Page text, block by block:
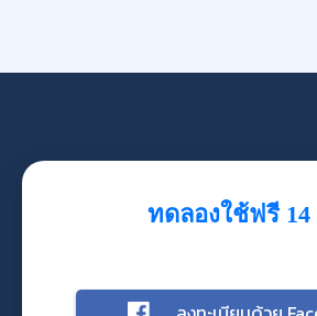
ทดลองใช้ฟรี 14